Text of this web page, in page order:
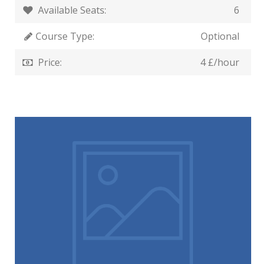
Available Seats:
6
Course Type:
Optional
Price:
4 £/hour